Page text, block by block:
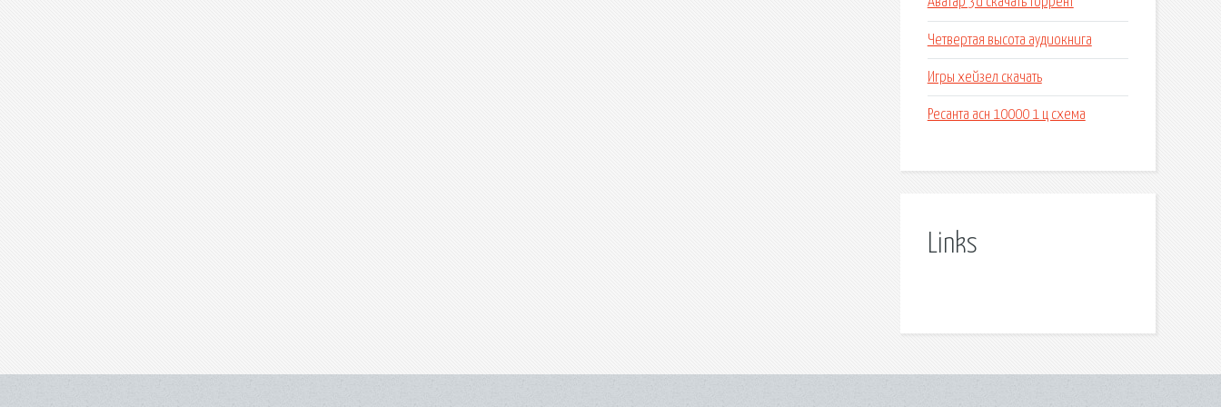
Четвертая высота аудиокнига
Игры хейзел скачать
Ресанта асн 10000 1 ц схема
Links